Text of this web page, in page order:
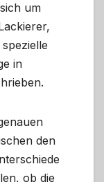
um
in
den
ob die